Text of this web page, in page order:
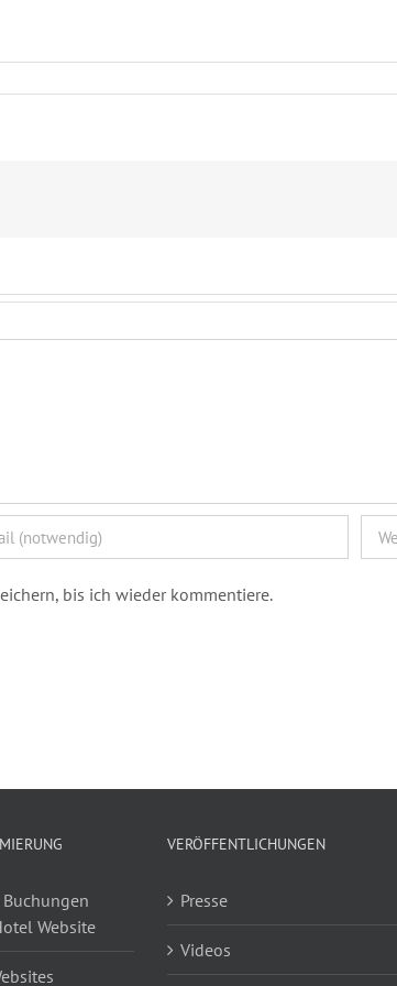
bis ich wieder kommentiere.
Website
VERÖFFENTLICHUNGEN
Presse
Videos